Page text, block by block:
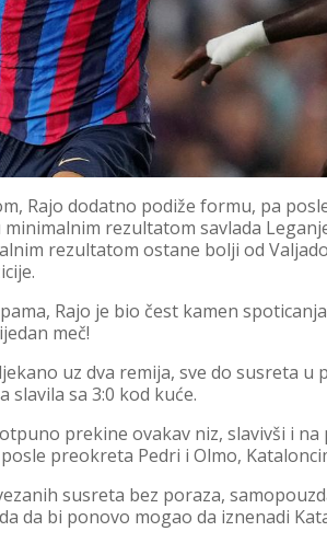
Rajo dodatno podiže formu, pa
rezultatom savlada
rezultatom ostane bolji od
Rajo je bio čest kamen
meč!
uz dva remija, sve do susreta
slavila sa 3:0 kod kuće.
prekine ovakav niz, slavivši i
preokreta Pedri i Olmo,
susreta bez poraza,
da bi ponovo mogao da iznenadi